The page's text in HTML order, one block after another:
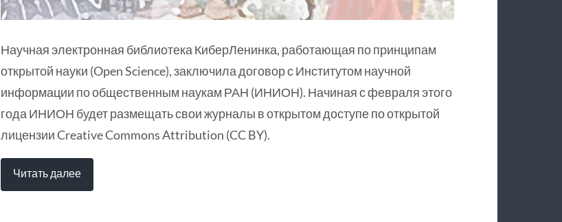
Научная электронная библиотека КиберЛенинка, работающая по принципам
открытой науки (Open Science), заключила договор с Институтом научной
информации по общественным наукам РАН (ИНИОН). Начиная с февраля этого
года ИНИОН будет размещать свои журналы в открытом доступе по открытой
лицензии Creative Commons Attribution (CC BY).
Читать далее